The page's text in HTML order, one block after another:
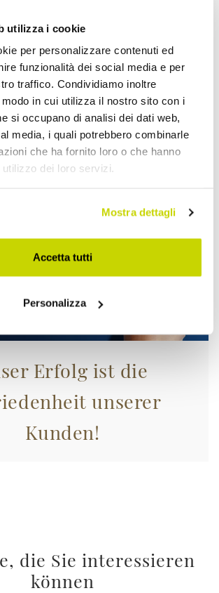
utilizza i cookie
per personalizzare contenuti ed
funzionalità dei social media e per
traffico. Condividiamo inoltre
in cui utilizza il nostro sito con i
si occupano di analisi dei dati web,
media, i quali potrebbero combinarle
che ha fornito loro o che hanno
dei loro servizi.
Mostra dettagli
Accetta tutti
Personalizza
kurze Zeit! Jetzt
zugreifen!
Erfolg ist die
unserer
Kunden!
die Sie interessieren
können